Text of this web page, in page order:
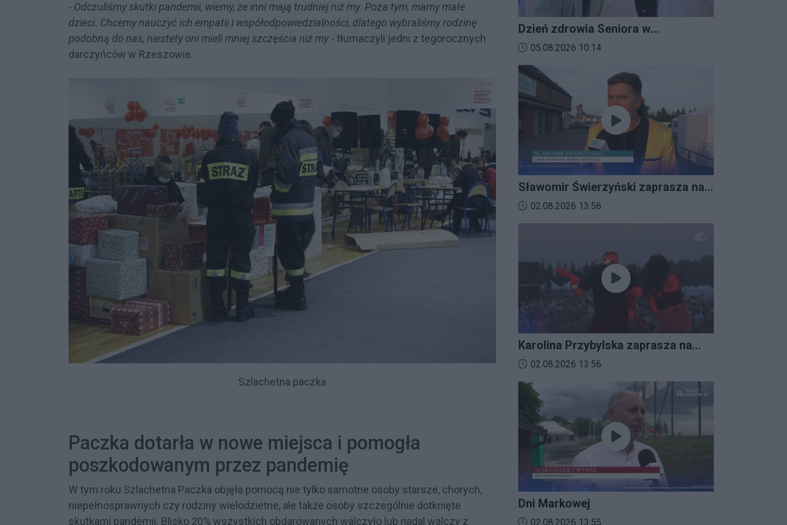
- Odczuliśmy skutki pandemii, wiemy, że inni mają trudniej niż my. Poza tym, mamy małe
dzieci. Chcemy nauczyć ich empatii i współodpowiedzialności, dlatego wybraliśmy rodzinę
podobną do nas, niestety oni mieli mniej szczęścia niż my- tłumaczyli jedni z tegorocznych
darczyńców w Rzeszowie.
Szlachetna paczka
Paczka dotarła w nowe miejsca i pomogła
poszkodowanym przez pandemię
W tym roku Szlachetna Paczka objęła pomocą nie tylko samotne osoby starsze, chorych,
niepełnosprawnych czy rodziny wielodzietne, ale także osoby szczególnie dotknięte
skutkami pandemii. Blisko 20% wszystkich obdarowanych walczyło lub nadal walczy z
Dzień zdrowia Seniora w
Bratkowicach
Data dodania materiału wideo:
05.08.2026 10:14
Sławomir Świerzyński zaprasza na
Imprezalia 2026
Data dodania materiału wideo:
02.08.2026 13:56
Karolina Przybylska zaprasza na
Imprezalia 2026
Data dodania materiału wideo:
02.08.2026 13:56
Dni Markowej
Data dodania materiału wideo:
02.08.2026 13:55